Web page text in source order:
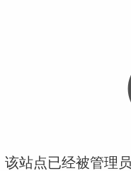
该站点已经被管理